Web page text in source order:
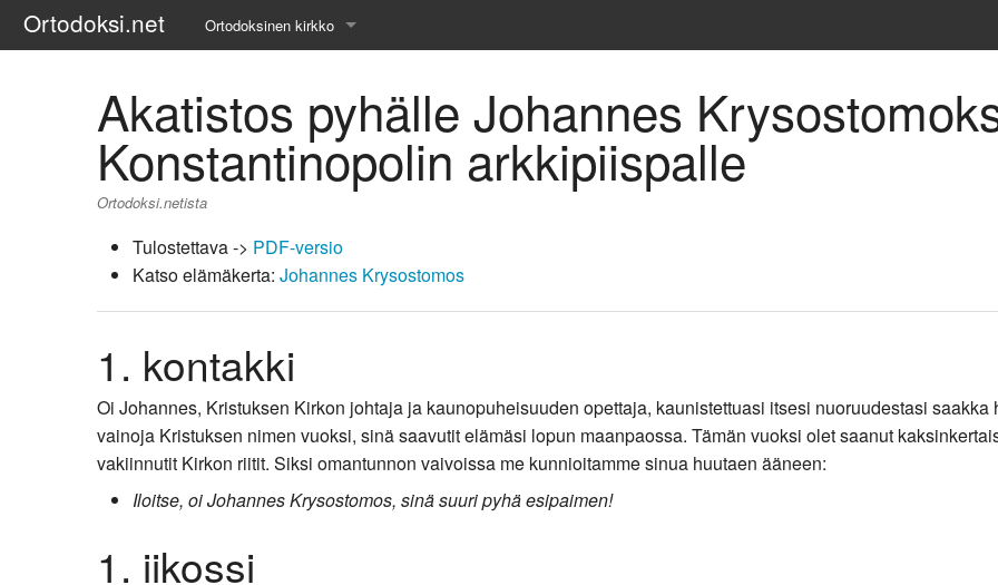
Ortodoksi.net Ortodoksinen kirkko
Liturgiset tekstit
Opetuspuheet
Etiikka
Kirkkotaide
Pyhät ihmiset
Suomen kirkko
Akatistos pyhälle Johannes
Konstantinopolin arkkipiispalle
Ortodoksi.netista
Tulostettava -> PDF-versio
Katso elämäkerta: Johannes Krysostomos
1. kontakki
Oi Johannes, Kristuksen Kirkon johtaja ja kaunopuheisuuden opettaja, kaunistettuasi itsesi nuoruudestasi
vainoja Kristuksen nimen vuoksi, sinä saavutit elämäsi lopun maanpaossa. Tämän vuoksi olet saanut
vakiinnutit Kirkon riitit. Siksi omantunnon vaivoissa me kunnioitamme sinua huutaen ääneen:
Iloitse, oi Johannes Krysostomos, sinä suuri pyhä esipaimen!
1. iikossi